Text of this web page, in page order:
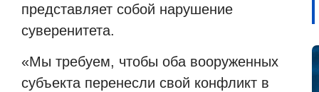
представляет собой нарушение
суверенитета.
«Мы требуем, чтобы оба вооруженных
субъекта перенесли свой конфликт в